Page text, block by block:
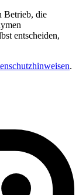
Betrieb, die
entscheiden,
.